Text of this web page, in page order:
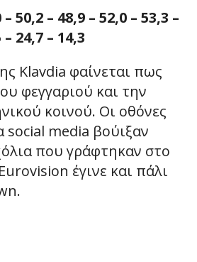
50,2 – 48,9 – 52,0 – 53,3 –
24,7 – 14,3
Klavdia φαίνεται πως
φεγγαριού και την
κοινού. Οι οθόνες
media βούιξαν
που γράφτηκαν στο
έγινε και πάλι